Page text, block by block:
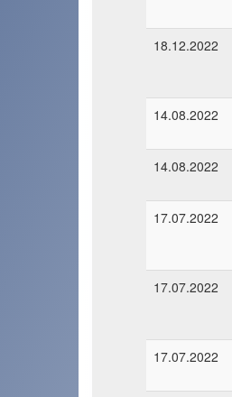
18.12.2022
14.08.2022
14.08.2022
17.07.2022
17.07.2022
17.07.2022